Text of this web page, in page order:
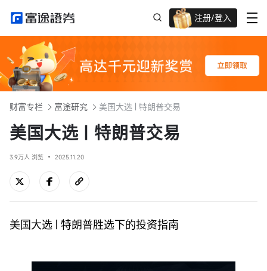
注册/登入
财富专栏 富途研究 美国大选 | 特朗普交易
美国大选 | 特朗普交易
3.9万人 浏览 2025.11.20
美国大选 | 特朗普胜选下的投资指南